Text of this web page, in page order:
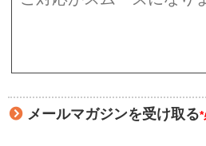
メールマガジンを受け取る*